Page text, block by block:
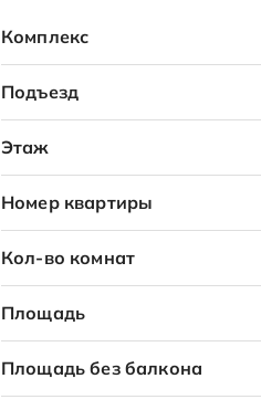
Комплекс
Подъезд
Этаж
Номер квартиры
Кол-во комнат
Площадь
Площадь без балкона